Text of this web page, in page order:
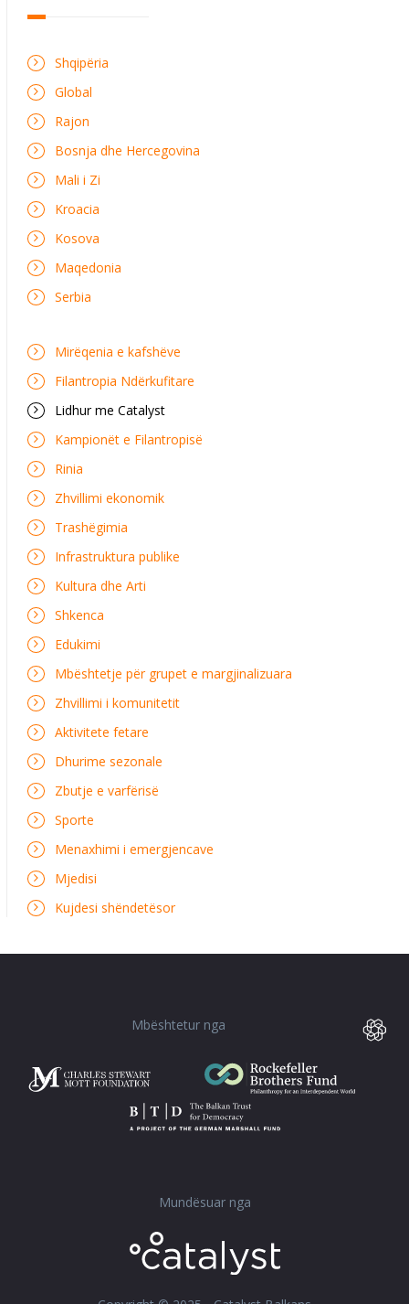
Shqipëria
Global
Rajon
Bosnja dhe Hercegovina
Mali i Zi
Kroacia
Kosova
Maqedonia
Serbia
Mirëqenia e kafshëve
Filantropia Ndërkufitare
Lidhur me Catalyst
Kampionët e Filantropisë
Rinia
Zhvillimi ekonomik
Trashëgimia
Infrastruktura publike
Kultura dhe Arti
Shkenca
Edukimi
Mbështetje për grupet e margjinalizuara
Zhvillimi i komunitetit
Aktivitete fetare
Dhurime sezonale
Zbutje e varfërisë
Sporte
Menaxhimi i emergjencave
Mjedisi
Kujdesi shëndetësor
Mbështetur nga
Mundësuar nga